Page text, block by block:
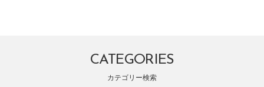
CATEGORIES
カテゴリー検索